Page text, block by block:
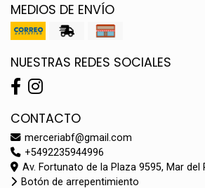
MEDIOS DE ENVÍO
NUESTRAS REDES SOCIALES
CONTACTO
merceriabf@gmail.com
+5492235944996
Av. Fortunato de la Plaza 9595, Mar del
Botón de arrepentimiento